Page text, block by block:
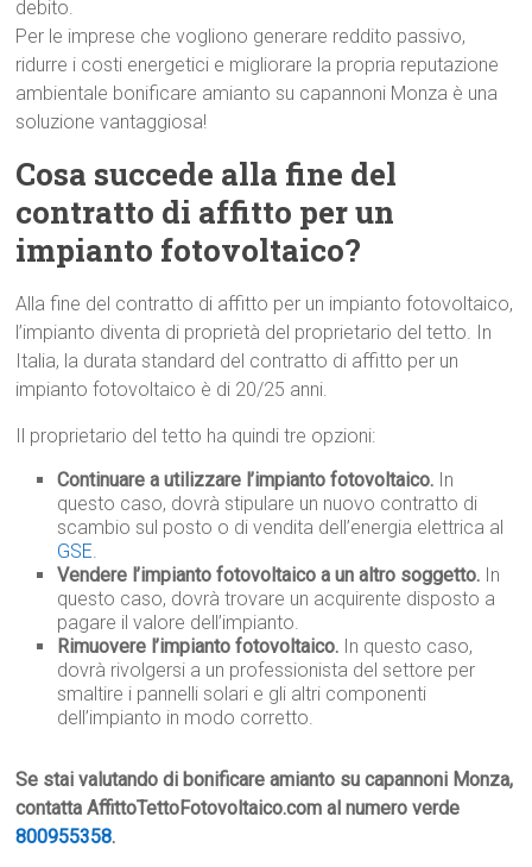
debito.
Per le imprese che vogliono generare reddito passivo,
ridurre i costi energetici e migliorare la propria reputazione
ambientale bonificare amianto su capannoni Monza è una
soluzione vantaggiosa!
Cosa succede alla fine del
contratto di affitto per un
impianto fotovoltaico?
Alla fine del contratto di affitto per un impianto fotovoltaico,
l’impianto diventa di proprietà del proprietario del tetto. In
Italia, la durata standard del contratto di affitto per un
impianto fotovoltaico è di 20/25 anni.
Il proprietario del tetto ha quindi tre opzioni:
Continuare a utilizzare l’impianto fotovoltaico. In
questo caso, dovrà stipulare un nuovo contratto di
scambio sul posto o di vendita dell’energia elettrica al
GSE.
Vendere l’impianto fotovoltaico a un altro soggetto. In
questo caso, dovrà trovare un acquirente disposto a
pagare il valore dell’impianto.
Rimuovere l’impianto fotovoltaico. In questo caso,
dovrà rivolgersi a un professionista del settore per
smaltire i pannelli solari e gli altri componenti
dell’impianto in modo corretto.
Se stai valutando di bonificare amianto su capannoni Monza,
contatta AffittoTettoFotovoltaico.com al numero verde
800955358.